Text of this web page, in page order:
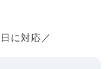
に対応／